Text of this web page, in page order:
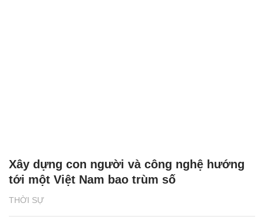
THỜI SỰ
Xây dựng con người và công nghệ hướng
tới một Việt Nam bao trùm số